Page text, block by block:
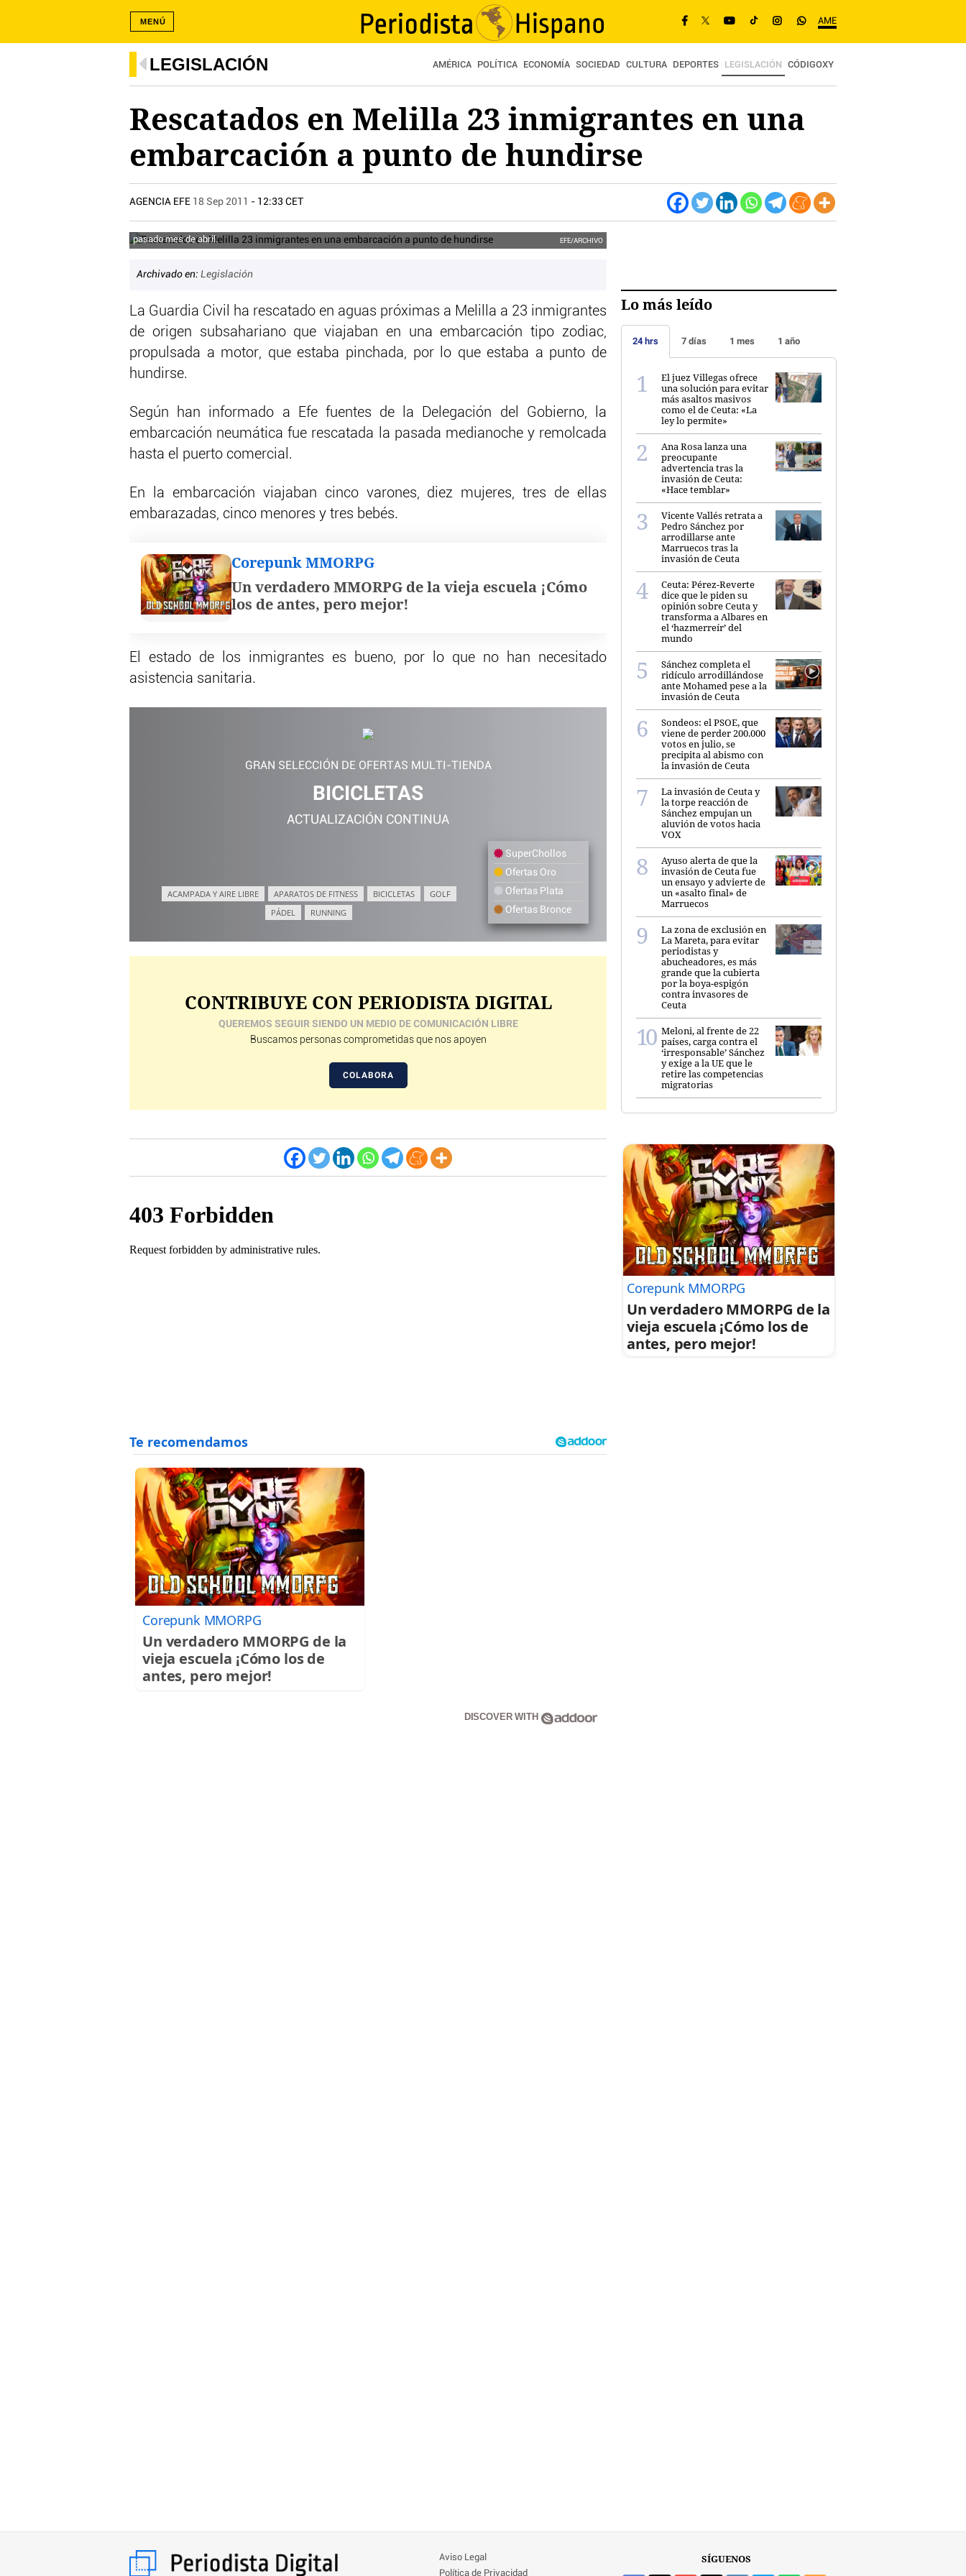
AME
MENÚ
LEGISLACIÓN AMÉRICA POLÍTICA ECONOMÍA SOCIEDAD CULTURA DEPORTES LEGISLACIÓN CÓDIGOXY
Rescatados en Melilla 23 inmigrantes en una
embarcación a punto de hundirse
AGENCIA EFE 18 Sep 2011 - 12:33 CET
pasado mes de abril.
EFE/ARCHIVO
Archivado en: Legislación
La Guardia Civil ha rescatado en aguas próximas a Melilla a 23 inmigrantes
de origen subsahariano que viajaban en una embarcación tipo zodiac,
propulsada a motor, que estaba pinchada, por lo que estaba a punto de
hundirse.
Según han informado a Efe fuentes de la Delegación del Gobierno, la
embarcación neumática fue rescatada la pasada medianoche y remolcada
hasta el puerto comercial.
En la embarcación viajaban cinco varones, diez mujeres, tres de ellas
embarazadas, cinco menores y tres bebés.
Corepunk MMORPG
Un verdadero MMORPG de la vieja escuela ¡Cómo
los de antes, pero mejor!
El estado de los inmigrantes es bueno, por lo que no han necesitado
asistencia sanitaria.
GRAN SELECCIÓN DE OFERTAS MULTI-TIENDA
BICICLETAS
ACTUALIZACIÓN CONTINUA
ACAMPADA Y AIRE LIBRE APARATOS DE FITNESS BICICLETAS
GOLF
PÁDEL
RUNNING
SuperChollos
Ofertas Oro
Ofertas Plata
Ofertas Bronce
CONTRIBUYE CON PERIODISTA DIGITAL
QUEREMOS SEGUIR SIENDO UN MEDIO DE COMUNICACIÓN LIBRE
Buscamos personas comprometidas que nos apoyen
COLABORA
Corepunk MMORPG
Un verdadero MMORPG de la
vieja escuela ¡Cómo los de
antes, pero mejor!
DISCOVER WITH
Lo más leído
24 hrs 7 días 1 mes 1 año
El juez Villegas ofrece
una solución para evitar
más asaltos masivos
como el de Ceuta: «La
ley lo permite»
Ana Rosa lanza una
preocupante
advertencia tras la
invasión de Ceuta:
«Hace temblar»
Vicente Vallés retrata a
Pedro Sánchez por
arrodillarse ante
Marruecos tras la
invasión de Ceuta
Ceuta: Pérez-Reverte
dice que le piden su
opinión sobre Ceuta y
transforma a Albares en
el ‘hazmerreír’ del
mundo
Sánchez completa el
ridículo arrodillándose
ante Mohamed pese a la
invasión de Ceuta
Sondeos: el PSOE, que
viene de perder 200.000
votos en julio, se
precipita al abismo con
la invasión de Ceuta
La invasión de Ceuta y
la torpe reacción de
Sánchez empujan un
aluvión de votos hacia
VOX
Ayuso alerta de que la
invasión de Ceuta fue
un ensayo y advierte de
un «asalto final» de
Marruecos
La zona de exclusión en
La Mareta, para evitar
periodistas y
abucheadores, es más
grande que la cubierta
por la boya-espigón
contra invasores de
Ceuta
Meloni, al frente de 22
países, carga contra el
‘irresponsable’ Sánchez
y exige a la UE que le
retire las competencias
migratorias
Corepunk MMORPG
Un verdadero MMORPG de la
vieja escuela ¡Cómo los de
antes, pero mejor!
Aviso Legal
Política de Privacidad
SÍGUENOS